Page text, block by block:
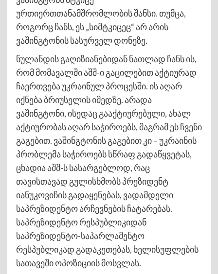
ურთიერთთანამშრომლობის შანსი. თუმცა,
როგორც ჩანს, ეს „სიმტკიცეც“ არ არის
ვაშინგტონის სასურველ დონეზე.
ნულანდის გაღიზიანებიდან ნათლად ჩანს ის,
რომ მომავალში აშშ-ი გაცილებით აქტიურად
ჩაერთვება უკრაინულ პროცესში. ის აღარ
იქნება ბრიუსელის იმედზე. არადა
ვაშინგტონი, ისედაც გააქტიურებული, ახალ
აქტიურობას აღარ საჭიროებს, მაგრამ ეს ჩვენი
გაგებით. ვაშინგტონის გაგებით კი – უკრაინის
პრობლემა საჭიროებს სწრაფ გადაწყვეტას,
ცხადია აშშ-ს სასარგებლოდ, რაც
თავისთავად გულისხმობს პრეზიდენტ
იანუკოვიჩის გადაყენებას, ვადამდელი
საპრეზიდენტო არჩევნების ჩატარებას.
საპრეზიდენტო რესპუბლიკიდან
საპრეზიდენტო-საპარლამენტო
რესპუბლიკად გადაკეთებას, ხელისუფლების
სათავეში ოპოზიციის მოსვლას.